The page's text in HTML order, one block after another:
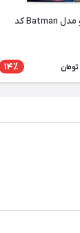
ساختنی لگو مدل Batman کد
تومان 14٪